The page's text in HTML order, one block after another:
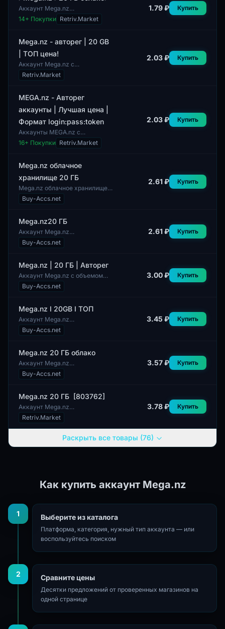
хранить...
Аккаунт Mega.nz
предоставляет пользователю
доступ к облачному хранилищу
аккаунтом нет допо...
14+ Покупки Retriv.Market
1.79 ₽ Купить
Mega.nz - авторег | 20 GB
| ТОП цена!
Аккаунт Mega.nz с
автоматической регистрацией
хранения данных....
Retriv.Market
2.03 ₽ Купить
MEGA.nz - Авторег
аккаунты | Лучшая цена |
Формат login:pass:token
Аккаунты MEGA.nz с
автоматической регистрацией
предоставляют пользователям
облачному хранилищу. Да...
16+ Покупки Retriv.Market
2.03 ₽ Купить
Mega.nz облачное
хранилище 20 ГБ
Mega.nz облачное хранилище
на 20 ГБ представляет собой
удобное решение для хранения
Данное...
Buy-Accs.net
2.61 ₽ Купить
Mega.nz20 ГБ
Аккаунт Mega.nz
предоставляет 20 ГБ
облачного хранилища. Данный
пользователей, которым
требуетс...
Buy-Accs.net
2.61 ₽ Купить
Mega.nz | 20 ГБ | Авторег
Аккаунт Mega.nz с объемом
хранилища 20 ГБ предлагает
автоматическую регистрацию.
включает в себя во...
Buy-Accs.net
3.00 ₽ Купить
Mega.nz I 20GB I ТОП
Аккаунт Mega.nz
предоставляет 20 ГБ
облачного пространства для
аккаунт может быть интересен
как...
Buy-Accs.net
3.45 ₽ Купить
Mega.nz 20 ГБ облако
Аккаунт Mega.nz
предоставляет пользователю
облачное хранилище объемом
могут быть не полност...
Buy-Accs.net
3.57 ₽ Купить
️Mega.nz ️20 ГБ ️ [803762]
Аккаунт Mega.nz
предоставляет 20 ГБ
пользователей. Профили
имеют смешанный пол,
обеспечивая разн...
Retriv.Market
3.78 ₽ Купить
Раскрыть все товары (76)
Как купить аккаунт Mega.nz
1 Выберите из каталога
Платформа, категория, нужный тип аккаунта — или
воспользуйтесь поиском
2 Сравните цены
Десятки предложений от проверенных магазинов на
одной странице